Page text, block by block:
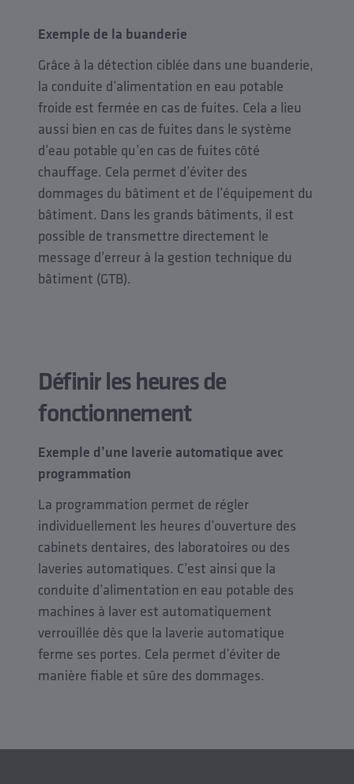
Exemple de la buanderie
Grâce à la détection ciblée dans une buanderie,
la conduite d’alimentation en eau potable
froide est fermée en cas de fuites. Cela a lieu
aussi bien en cas de fuites dans le système
d’eau potable qu’en cas de fuites côté
chauffage. Cela permet d’éviter des
dommages du bâtiment et de l’équipement du
bâtiment. Dans les grands bâtiments, il est
possible de transmettre directement le
message d’erreur à la gestion technique du
bâtiment (GTB).
Définir les heures de
fonctionnement
Exemple d’une laverie automatique avec
programmation
La programmation permet de régler
individuellement les heures d’ouverture des
cabinets dentaires, des laboratoires ou des
laveries automatiques. C’est ainsi que la
conduite d’alimentation en eau potable des
machines à laver est automatiquement
verrouillée dès que la laverie automatique
ferme ses portes. Cela permet d’éviter de
manière fiable et sûre des dommages.